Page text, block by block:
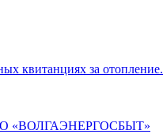
квитанциях за отопление.
«ВОЛГАЭНЕРГОСБЫТ»